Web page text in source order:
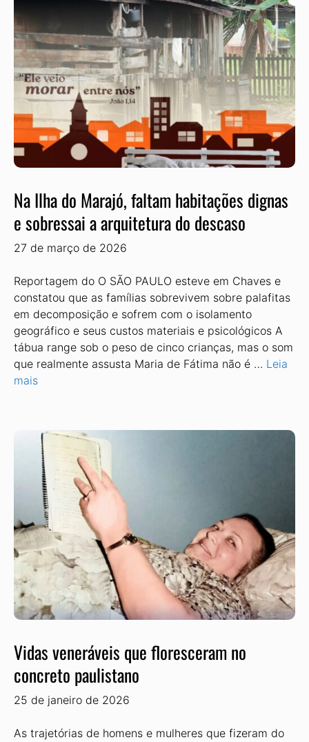
Na Ilha do Marajó, faltam habitações dignas
e sobressai a arquitetura do descaso
27 de março de 2026
Reportagem do O SÃO PAULO esteve em Chaves e
constatou que as famílias sobrevivem sobre palafitas
em decomposição e sofrem com o isolamento
geográfico e seus custos materiais e psicológicos A
tábua range sob o peso de cinco crianças, mas o som
que realmente assusta Maria de Fátima não é … Leia
mais
Vidas veneráveis que floresceram no
concreto paulistano
25 de janeiro de 2026
As trajetórias de homens e mulheres que fizeram do